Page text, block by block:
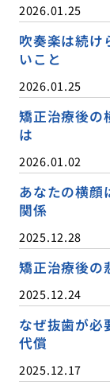
2026.01.25
吹奏楽は続け
いこと
2026.01.25
矯正治療後の
は
2026.01.02
あなたの横顔
関係
2025.12.28
矯正治療後の
2025.12.24
なぜ抜歯が必
代償
2025.12.17